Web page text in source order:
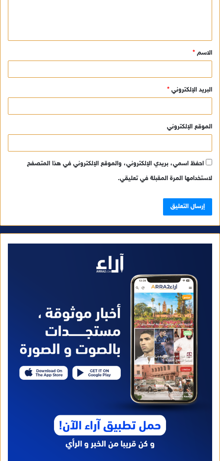
ق
*
الاسم *
البريد الإلكتروني *
الموقع الإلكتروني
احفظ اسمي، بريدي الإلكتروني، والموقع الإلكتروني في هذا المتصفح
لاستخدامها المرة المقبلة في تعليقي.